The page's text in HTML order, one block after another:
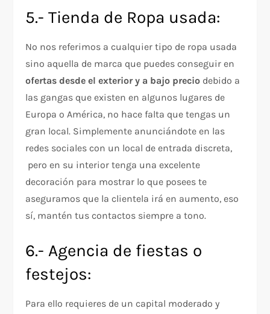
5.- Tienda de Ropa usada:
No nos referimos a cualquier tipo de ropa usada
sino aquella de marca que puedes conseguir en
ofertas desde el exterior y a bajo precio debido a
las gangas que existen en algunos lugares de
Europa o América, no hace falta que tengas un
gran local. Simplemente anunciándote en las
redes sociales con un local de entrada discreta,
pero en su interior tenga una excelente
decoración para mostrar lo que posees te
aseguramos que la clientela irá en aumento, eso
sí, mantén tus contactos siempre a tono.
6.- Agencia de fiestas o
festejos:
Para ello requieres de un capital moderado y